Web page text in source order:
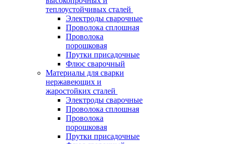
теплоустойчивых сталей
Электроды сварочные
Проволока сплошная
Проволока
порошковая
Прутки присадочные
Флюс сварочный
Материалы для сварки
нержавеющих и
жаростойких сталей
Электроды сварочные
Проволока сплошная
Проволока
порошковая
Прутки присадочные